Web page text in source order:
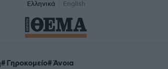
Ελληνικά English
Γηροκομείο Άνοια